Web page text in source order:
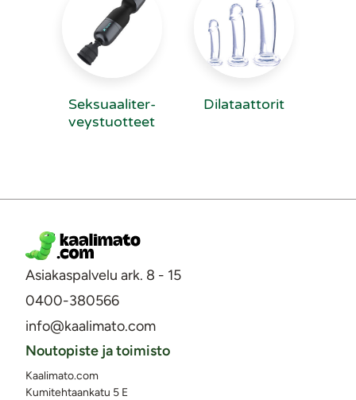
Sek­suaa­li­ter­
veys­tuot­teet
Dilataattorit
Asiakaspalvelu ark. 8 - 15
0400-380566
info@kaalimato.com
Noutopiste ja toimisto
Kaalimato.com
Kumitehtaankatu 5 E